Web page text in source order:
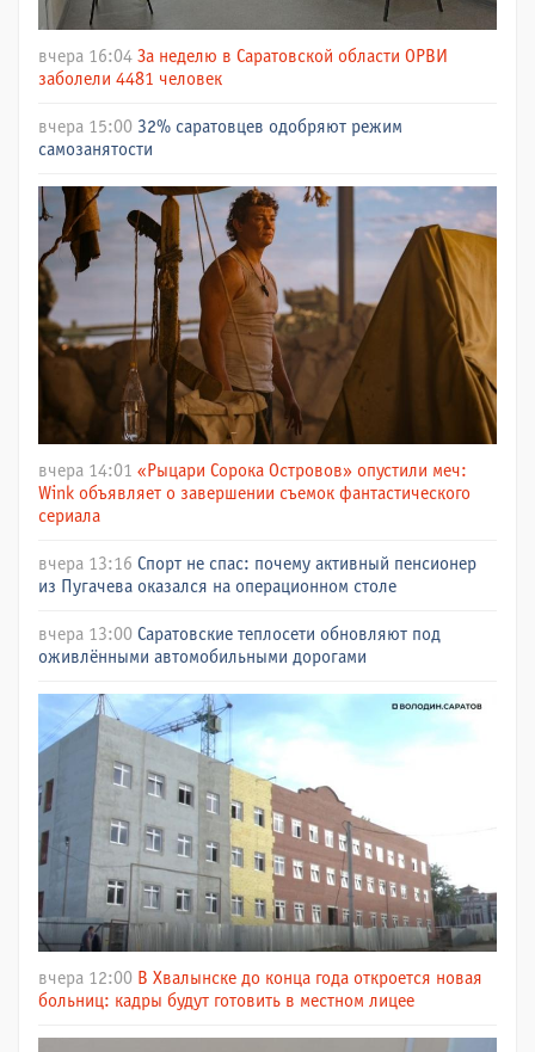
вчера 16:04 За неделю в Саратовской области ОРВИ
заболели 4481 человек
вчера 15:00 32% саратовцев одобряют режим
самозанятости
вчера 14:01 «Рыцари Сорока Островов» опустили меч:
Wink объявляет о завершении съемок фантастического
сериала
вчера 13:16 Спорт не спас: почему активный пенсионер
из Пугачева оказался на операционном столе
вчера 13:00 Саратовские теплосети обновляют под
оживлёнными автомобильными дорогами
вчера 12:00 В Хвалынске до конца года откроется новая
больниц: кадры будут готовить в местном лицее